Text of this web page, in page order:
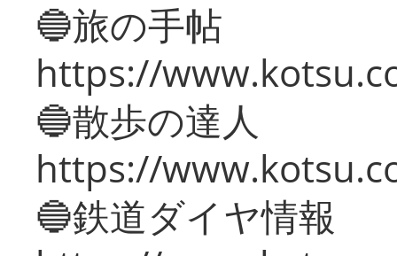
🔵旅の手帖
https://
🔵散歩の達人
https://
🔵鉄道ダイヤ情報